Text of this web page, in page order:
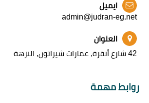
ايميل
admin@judran-eg.net
العنوان
42 شارع أنقرة, عمارات شيراتون, النزهة
روابط مهمة